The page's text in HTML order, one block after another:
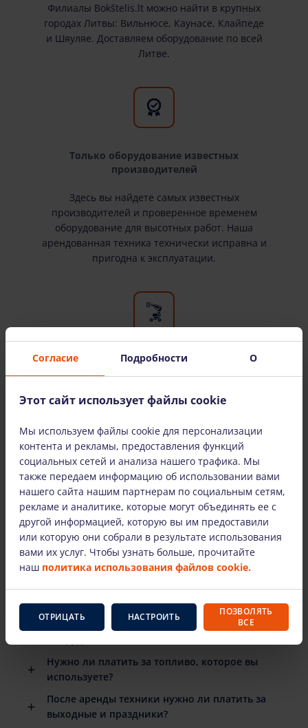
Филиалы Bokštelis.lt можно найти в крупных
городах Литвы: Вильнюсе, Каунасе, Клайпеде
и Шяуляе. Доставляем оборудование по всей
Литве.
Только оборудование известных
производителей
Здесь вы найдете самых известных
производителей и проверенное временем
оборудование для высотных работ. Наша
арендованная техника технически исправна и
пригодна к эксплуатации.
Широкий выбор оборудования
высотных работ. Мы сдаем оборудование в
лицам.
НАИБОЛЕЕ ЧАСТО ЗАДАВАЕМЫЕ ВОПРОСЫ
Есть ли подробные инструкции по
использованию арендованного
оборудования?
Когда мне нужно вернуть арендованное
оборудование?
Что произойдет, если арендованное
Нужно ли платить за топливо, которое вы
используете?
После аренды техники нужно ли платить за
выходные и праздники?
Согласие Подробности О
Этот сайт использует файлы cookie
Мы используем файлы cookie для персонализации
контента и рекламы, предоставления функций
социальных сетей и анализа нашего трафика. Мы
также передаем информацию об использовании вами
нашего сайта нашим партнерам по социальным сетям,
рекламе и аналитике, которые могут объединять ее с
другой информацией, которую вы им предоставили
или которую они собрали в результате использования
вами их услуг. Чтобы узнать больше, прочитайте
наш политика использования файлов cookie.
ОТРИЦАТЬ НАСТРОИТЬ
ПОЗВОЛЯТЬ
ВСЕ